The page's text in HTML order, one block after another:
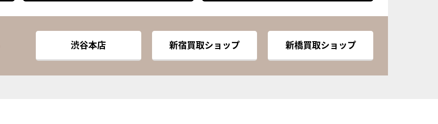
渋谷本店 新宿買取ショップ 新橋買取ショップ